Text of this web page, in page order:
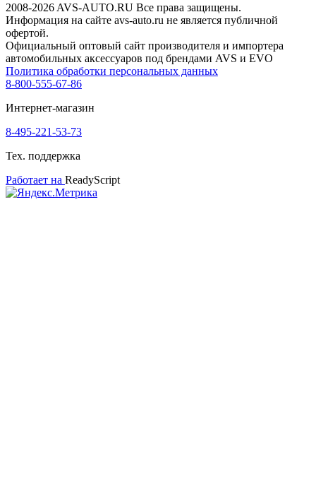
2008-2026 AVS-AUTO.RU Все права защищены.
Информация на сайте avs-auto.ru не является публичной
офертой.
Официальный оптовый сайт производителя и импортера
автомобильных аксессуаров под брендами AVS и EVO
Политика обработки персональных данных
8-800-555-67-86
Интернет-магазин
8-495-221-53-73
Тех. поддержка
Работает на ReadyScript